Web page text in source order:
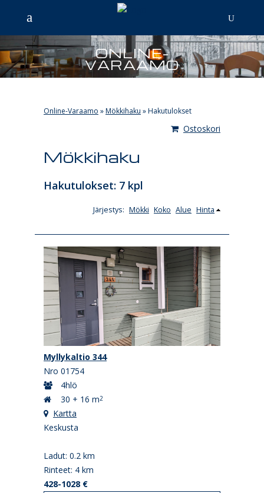
ONLINE-
VARAAMO
Online-Varaamo »Mökkihaku »Hakutulokset
Ostoskori
Mökkihaku
Hakutulokset: 7 kpl
Järjestys: Mökki Koko Alue Hinta
Myllykaltio 344
Nro 01754
4hlö
30 + 16 m2
Kartta
Keskusta
Ladut: 0.2 km
Rinteet: 4 km
428-1028 €